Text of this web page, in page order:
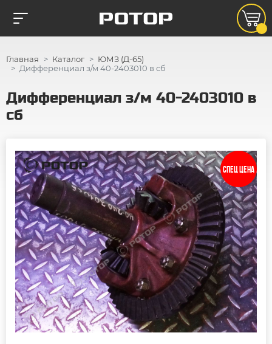
Главная Каталог
ЮМЗ (Д-65)
Дифференциал з/м 40-2403010 в сб
Дифференциал з/м 40-2403010 в
сб
СПЕЦ ЦЕНА